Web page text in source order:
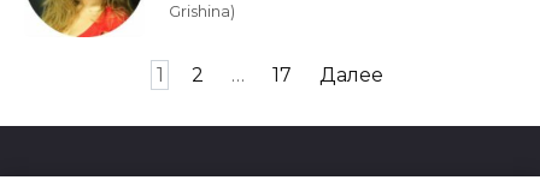
Grishina)
записям
1 2 … 17 Далее